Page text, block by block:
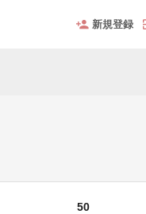
新規登録
50